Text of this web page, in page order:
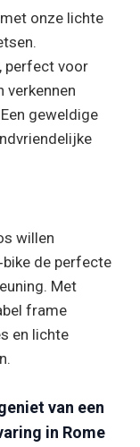
onze lichte
perfect voor
verkennen
geweldige
willen
de perfecte
Met
frame
en lichte
van een
in Rome